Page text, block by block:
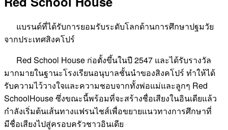
แบรนด์ที่ได้รับการยอมรับระดับโลกด้านการศึกษาปฐมวัย
จากประเทศสิงคโปร์
Red School House ก่อตั้งขึ้นในปี 2547 และได้รับรางวัล
มากมายในฐานะโรงเรียนอนุบาลชั้นนำของสิงคโปร์ ทำให้ได้
รับความไว้วางใจและความชอบจากทั้งพ่อแม่และลูกๆ Red
SchoolHouse ซึ่งขณะนี้พร้อมที่จะสร้างชื่อเสียงในอินเดียแล้ว
กำลังเริ่มต้นเส้นทางแฟรนไชส์เพื่อขยายแนวทางการศึกษาที่
มีชื่อเสียงไปสู่ครอบครัวชาวอินเดีย